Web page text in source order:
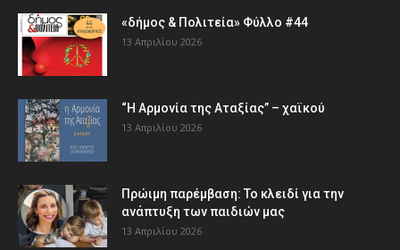
«δήμος & Πολιτεία» Φύλλο #44
13 Απριλίου 2026
“Η Αρμονία της Αταξίας” – χαϊκού
13 Απριλίου 2026
Πρώιμη παρέμβαση: Το κλειδί για την
ανάπτυξη των παιδιών µας
13 Απριλίου 2026